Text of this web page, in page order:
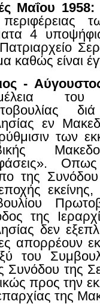
Μαΐου 1958:
4
καθώς είναι
-
του
εν
των
της
της
δεν
απορρέουν
του
Συνόδου της
προς την
της